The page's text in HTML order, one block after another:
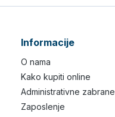
Informacije
O nama
Kako kupiti online
Administrativne zabrane
Zaposlenje